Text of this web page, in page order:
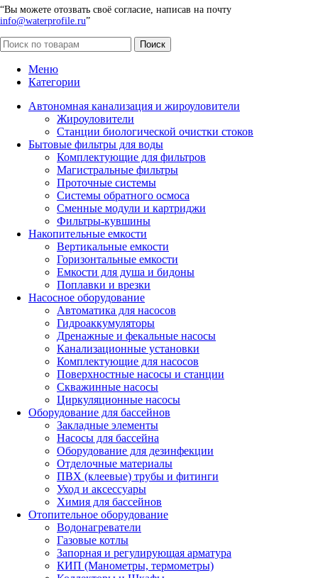
“Вы можете отозвать своё согласие, написав на почту
info@waterprofile.ru”
Поиск
Меню
Категории
Автономная канализация и жироуловители
Жироуловители
Станции биологической очистки стоков
Бытовые фильтры для воды
Комплектующие для фильтров
Магистральные фильтры
Проточные системы
Системы обратного осмоса
Сменные модули и картриджи
Фильтры-кувшины
Накопительные емкости
Вертикальные емкости
Горизонтальные емкости
Емкости для душа и бидоны
Поплавки и врезки
Насосное оборудование
Автоматика для насосов
Гидроаккумуляторы
Дренажные и фекальные насосы
Канализационные установки
Комплектующие для насосов
Поверхностные насосы и станции
Скважинные насосы
Циркуляционные насосы
Оборудование для бассейнов
Закладные элементы
Насосы для бассейна
Оборудование для дезинфекции
Отделочные материалы
ПВХ (клеевые) трубы и фитинги
Уход и аксессуары
Химия для бассейнов
Отопительное оборудование
Водонагреватели
Газовые котлы
Запорная и регулирующая арматура
КИП (Манометры, термометры)